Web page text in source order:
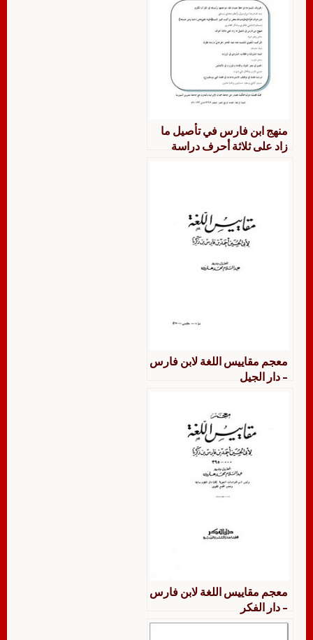
منهج ابن فارس في تأصيل ما
زاد على ثلاثة أحرف دراسة
معجم مقاييس اللغة لابن فارس
– دار الجيل
معجم مقاييس اللغة لابن فارس
– دار الفكر